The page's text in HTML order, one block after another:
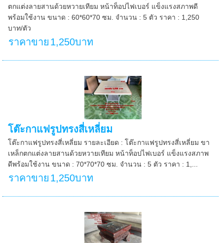
ตกแต่งลายสานด้วยหวายเทียม หน้าท็อปไฟเบอร์ แข็งแรงสภาพดี
พร้อมใช้งาน ขนาด : 60*60*70 ซม. จำนวน : 5 ตัว ราคา : 1,250
บาท/ตัว
ราคาขาย 1,250บาท
โต๊ะกาแฟรูปทรงสี่เหลี่ยม
โต๊ะกาแฟรูปทรงสี่เหลี่ยม รายละเอียด : โต๊ะกาแฟรูปทรงสี่เหลี่ยม ขา
เหล็กตกแต่งลายสานด้วยหวายเทียม หน้าท็อปไฟเบอร์ แข็งแรงสภาพ
ดีพร้อมใช้งาน ขนาด : 70*70*70 ซม. จำนวน : 5 ตัว ราคา : 1,...
ราคาขาย 1,250บาท